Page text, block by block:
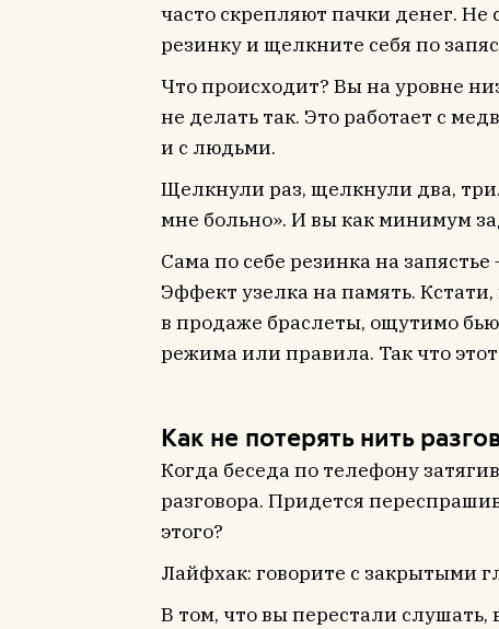
часто скрепляют пачки денег.
резинку и щелкните себя по
Что происходит? Вы на уровне
не делать так. Это работает с
и с людьми.
Щелкнули раз, щелкнули два,
мне больно». И вы как минимум
Сама по себе резинка на
Эффект узелка на память.
в продаже браслеты, ощутимо
режима или правила. Так что
Как не потерять нить
Когда беседа по телефону
разговора. Придется
этого?
Лайфхак: говорите с закрытыми
В том, что вы перестали